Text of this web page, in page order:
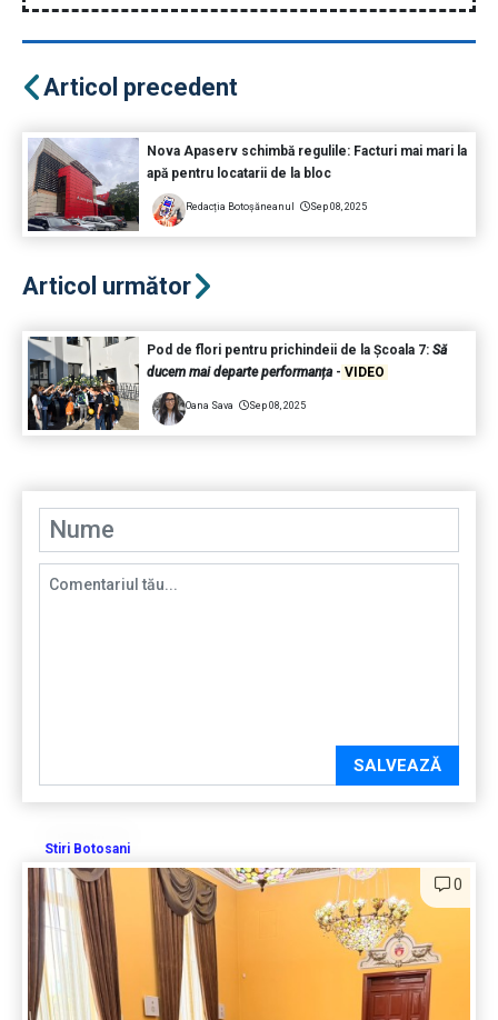
Articol precedent
Nova Apaserv schimbă regulile: Facturi mai mari la
apă pentru locatarii de la bloc
Redacția Botoșăneanul Sep 08, 2025
Articol următor
Pod de flori pentru prichindeii de la Școala 7: Să
ducem mai departe performanța- VIDEO
Oana Sava Sep 08, 2025
SALVEAZĂ
Stiri Botosani
0